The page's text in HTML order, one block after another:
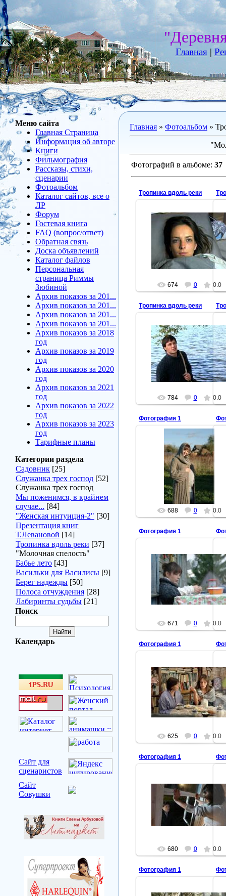
Главная|
Меню сайта
Главная Страница
Информация об авторе
Книги
Фильмография
Рассказы, стихи,
сценарии
Фотоальбом
Каталог сайтов, все о
ЛР
Форум
Гостевая книга
FAQ (вопрос/ответ)
Обратная связь
Доска объявлений
Каталог файлов
Персональная
страница Риммы
Зюбиной
Архив показов за 201...
Архив показов за 201...
Архив показов за 201...
Архив показов за 201...
Архив показов за 2018
год
Архив показов за 2019
год
Архив показов за 2020
год
Архив показов за 2021
год
Архив показов за 2022
год
Архив показов за 2023
год
Тарифные планы
Категории раздела
Садовник [25]
Служанка трех господ [52]
Служанка трех господ
Мы поженимся, в крайнем
случае... [84]
"Женская интуиция-2" [30]
Презентация книг
Т.Левановой [14]
Тропинка вдоль реки [37]
"Молочная спелость"
Бабье лето [43]
Васильки для Василисы [9]
Берег надежды [50]
Полоса отчуждения [28]
Лабиринты судьбы [21]
Поиск
Календарь
Сайт для
сценаристов
Сайт
Совушки
Главная » Фотоальбом »
Фотографий в альбоме: 37
Тропинка вдоль реки
2012-02-09
Тропинка вдоль реки
arbuzova
674 0 0.0
Тропинка вдоль реки
2012-02-09
Тропинка вдоль реки
arbuzova
784 0 0.0
Фотография 1
2011-11-22
Тропинка вдоль реки
Анна Попова
arbuzova
688 0 0.0
Фотография 1
2011-11-22
Тропинка вдоль реки
Анна Попова
arbuzova
671 0 0.0
Фотография 1
2011-11-22
Тропинка вдоль реки
arbuzova
625 0 0.0
Фотография 1
2011-11-22
Тропинка вдоль реки
Анна Попова, Дмитрий
Ратомский
arbuzova
680 0 0.0
Фотография 1